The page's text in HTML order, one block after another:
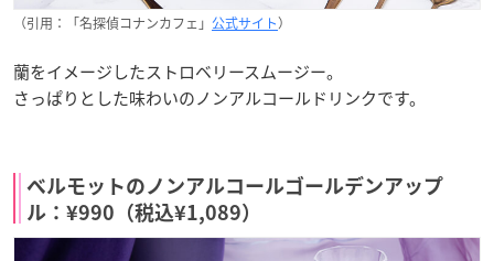
（引用：「名探偵コナンカフェ」 公式サイト）
蘭をイメージしたストロベリースムージー。
さっぱりとした味わいのノンアルコールドリンクです。
ベルモットのノンアルコールゴールデンアップ
ル：¥990（税込¥1,089）